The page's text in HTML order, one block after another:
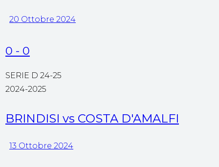
20 Ottobre 2024
0 - 0
SERIE D 24-25
2024-2025
BRINDISI vs COSTA D'AMALFI
13 Ottobre 2024